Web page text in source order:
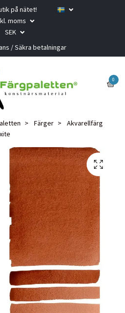
på nätet!
moms
SEK
/ Säkra betalningar
0
Färger
Akvarellfärg